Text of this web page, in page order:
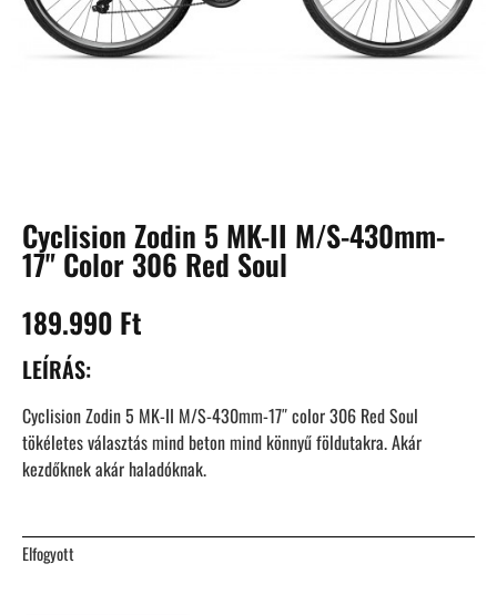
Cyclision Zodin 5 MK-II M/S-430mm-
17" Color 306 Red Soul
189.990 Ft
LEÍRÁS:
Cyclision Zodin 5 MK-II M/S-430mm-17″ color 306 Red Soul
tökéletes választás mind beton mind könnyű földutakra. Akár
kezdőknek akár haladóknak.
Elfogyott